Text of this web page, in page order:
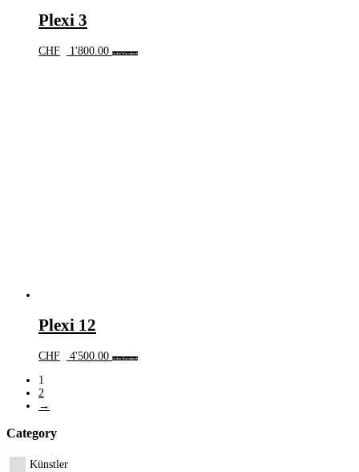
Plexi 3
CHF 1'800.00 In den Warenkorb
Plexi 12
CHF 4'500.00 In den Warenkorb
1
2
→
Category
Künstler